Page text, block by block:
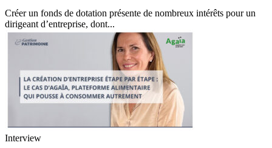
Créer un fonds de dotation présente de nombreux intérêts pour un
dirigeant d’entreprise, dont...
Interview